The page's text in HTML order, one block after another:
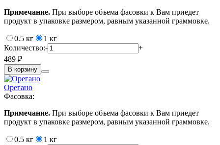
Примечание. При выборе объема фасовки к Вам приедет
продукт в упаковке размером, равным указанной граммовке.
0.5 кг
1 кг
Количество:-
+
489 ₽
В корзину
Орегано
Фасовка:
Примечание. При выборе объема фасовки к Вам приедет
продукт в упаковке размером, равным указанной граммовке.
0.5 кг
1 кг